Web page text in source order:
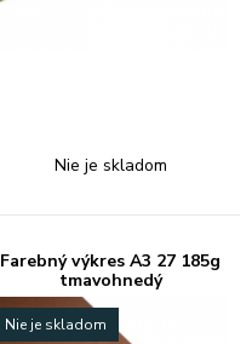
Nie je skladom
Farebný výkres A3 27 185g
tmavohnedý
Nie je skladom